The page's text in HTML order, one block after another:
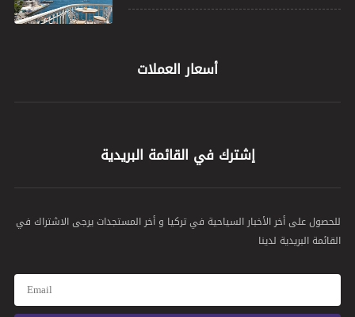
أسعار العملات
إشترك في القائمة البريدية
للحصول على أخر الأخبار السياحية في تركيا و أخر المستجدات يرجى الاشتراك في
القائمة البريدية لدينا